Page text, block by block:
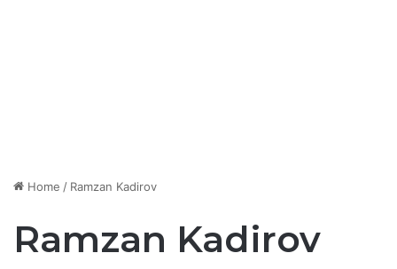
Home / Ramzan Kadirov
Ramzan Kadirov